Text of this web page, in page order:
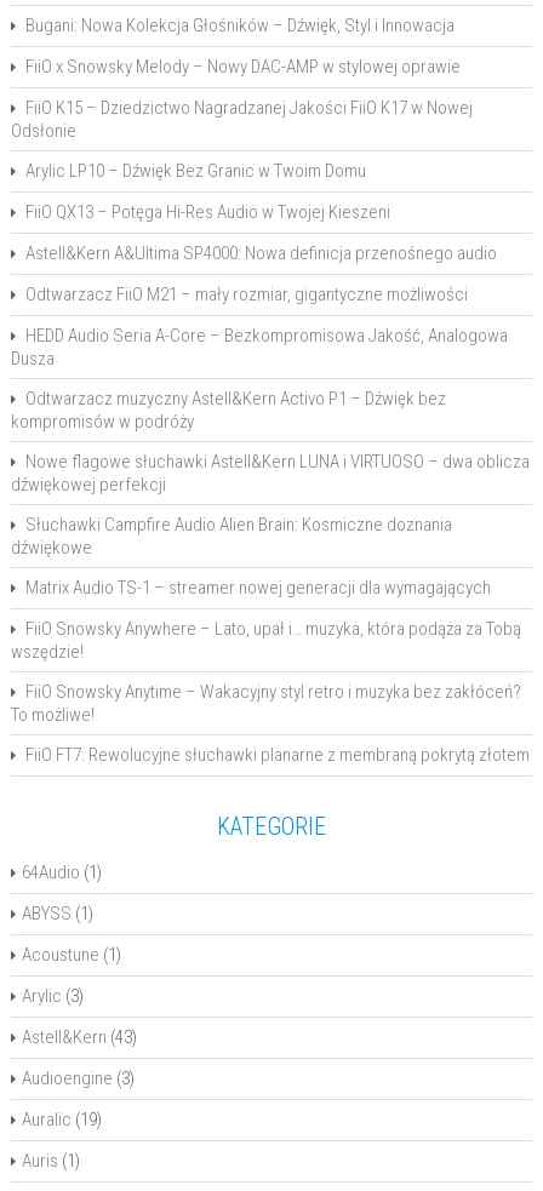
Bugani: Nowa Kolekcja Głośników – Dźwięk, Styl i Innowacja
FiiO x Snowsky Melody – Nowy DAC-AMP w stylowej oprawie
FiiO K15 – Dziedzictwo Nagradzanej Jakości FiiO K17 w Nowej
Odsłonie
Arylic LP10 – Dźwięk Bez Granic w Twoim Domu
FiiO QX13 – Potęga Hi-Res Audio w Twojej Kieszeni
Astell&Kern A&Ultima SP4000: Nowa definicja przenośnego audio
Odtwarzacz FiiO M21 – mały rozmiar, gigantyczne możliwości
HEDD Audio Seria A-Core – Bezkompromisowa Jakość, Analogowa
Dusza
Odtwarzacz muzyczny Astell&Kern Activo P1 – Dźwięk bez
kompromisów w podróży
Nowe flagowe słuchawki Astell&Kern LUNA i VIRTUOSO – dwa oblicza
dźwiękowej perfekcji
Słuchawki Campfire Audio Alien Brain: Kosmiczne doznania
dźwiękowe
Matrix Audio TS-1 – streamer nowej generacji dla wymagających
FiiO Snowsky Anywhere – Lato, upał i… muzyka, która podąża za Tobą
wszędzie!
FiiO Snowsky Anytime – Wakacyjny styl retro i muzyka bez zakłóceń?
To możliwe!
FiiO FT7: Rewolucyjne słuchawki planarne z membraną pokrytą złotem
KATEGORIE
64Audio (1)
ABYSS (1)
Acoustune (1)
Arylic (3)
Astell&Kern (43)
Audioengine (3)
Auralic (19)
Auris (1)